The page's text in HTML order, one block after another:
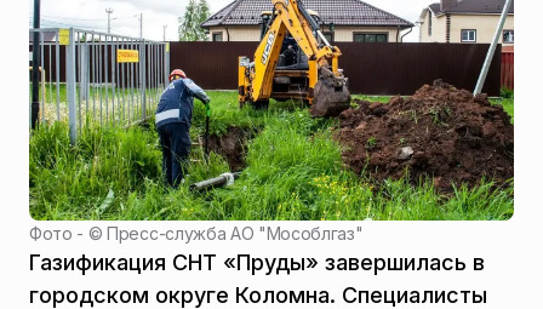
Фото - ©Пресс-служба АО "Мособлгаз"
Газификация СНТ «Пруды» завершилась в
городском округе Коломна. Специалисты